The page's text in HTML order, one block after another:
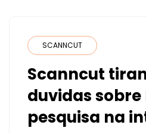
SCANNCUT
Scanncut
duvidas sobre
pesquisa na